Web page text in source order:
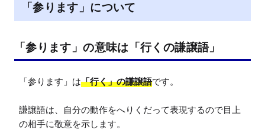
「参ります」について
「参ります」の意味は「行くの謙譲語」
「参ります」は「行く」の謙譲語です。
謙譲語は、自分の動作をへりくだって表現するので目上